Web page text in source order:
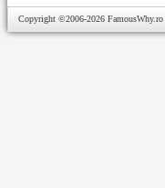
Copyright ©2006-2026 FamousWhy.ro